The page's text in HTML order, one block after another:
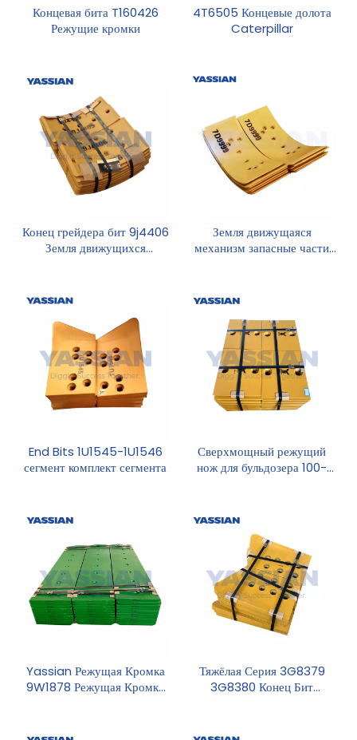
Концевая бита T160426
Режущие кромки
4T6505 Концевые долота
Caterpillar
Конец грейдера бит 9j4406
Земля движущихся
Земля движущаяся
механизм запасные части
End Bits 1U1545-1U1546
сегмент комплект сегмента
Сверхмощный режущий
нож для бульдозера 100-
Yassian Режущая Кромка
9W1878 Режущая Кромка
Тяжёлая Серия 3G8379
3G8380 Конец Бит
По Лучшей Цене